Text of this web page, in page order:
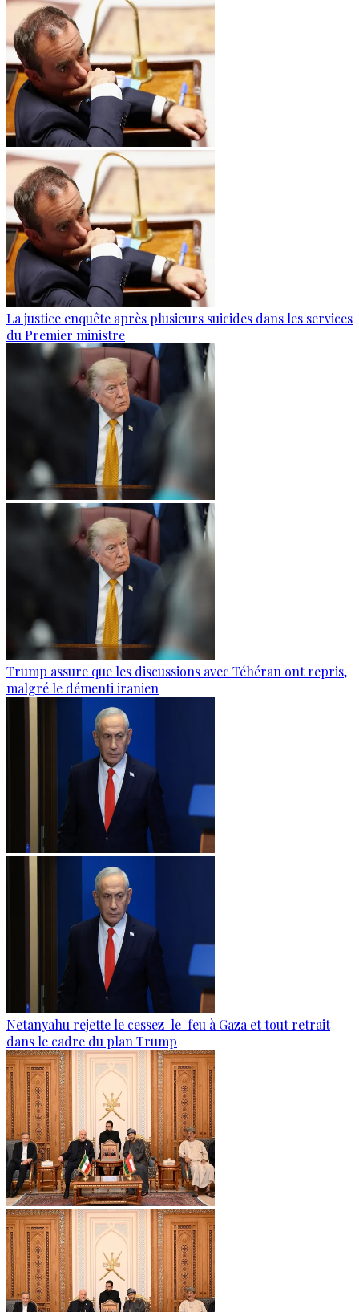
La justice enquête après plusieurs suicides dans les services
du Premier ministre
Trump assure que les discussions avec Téhéran ont repris,
malgré le démenti iranien
Netanyahu rejette le cessez-le-feu à Gaza et tout retrait
dans le cadre du plan Trump